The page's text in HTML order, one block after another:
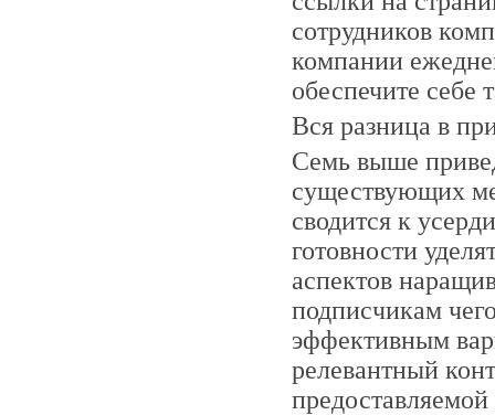
сотрудников
компании
обеспечите себе
Вся разница в
Семь выше
существующих
сводится к
готовности
аспектов
подписчикам
эффективным
релевантный